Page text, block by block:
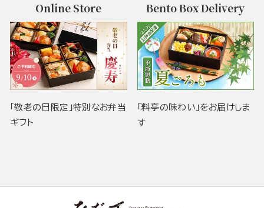
Online Store
「敬老の日限定」特別なお弁当
ギフト
Bento Box Delivery
「料亭の味わい」をお届けしま
す